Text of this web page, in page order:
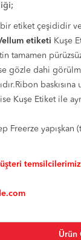
bir etiket çeşididir
etiketi Kuşe
tamamen
gözle dahi
Kuşe Etiket ile
Freerze yapışkan
Ürün